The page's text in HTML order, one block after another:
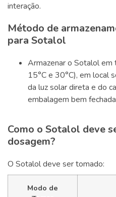
interação.
Método de
para Sotalol
Armazenar o Sotalol
15°C e 30°C), em local
da luz solar direta e do
embalagem bem
Como o Sotalol deve
dosagem?
O Sotalol deve ser tomado:
Modo de